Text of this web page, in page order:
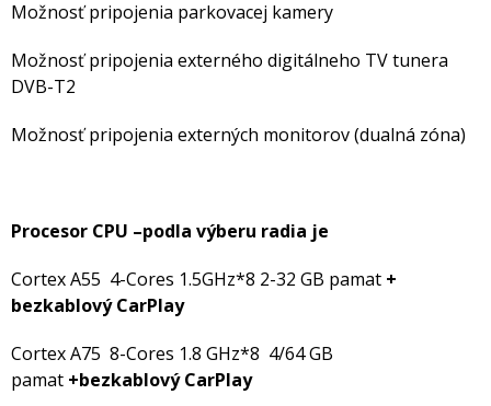
Možnosť pripojenia parkovacej kamery
Možnosť pripojenia externého digitálneho TV tunera
DVB-T2
Možnosť pripojenia externých monitorov (dualná zóna)
Procesor CPU –podla výberu radia je
Cortex A55 4-Cores 1.5GHz*8 2-32 GB pamat +
bezkablovýCarPlay
Cortex A75 8-Cores 1.8 GHz*8 4/64 GB
pamat +bezkablovýCarPlay